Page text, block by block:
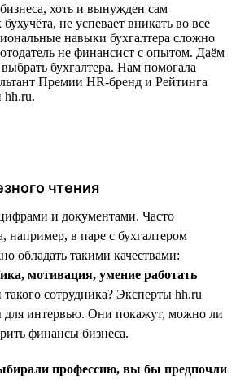
хоть и вынужден сам
бухучёта, не успевает вникать во все
навыки бухгалтера сложно
не финансист с опытом. Даём
бухгалтера. Нам помогала
Премии HR-бренд и Рейтинга
hh.ru.
чтения
и документами. Часто
например, в паре с бухгалтером
обладать такими качествами:
мотивация, умение работать
сотрудника? Эксперты hh.ru
для интервью. Они покажут, можно ли
финансы бизнеса.
профессию, вы бы предпочли